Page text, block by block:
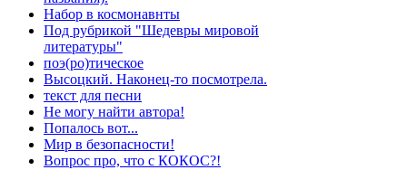
Набор в космонавнты
Под рубрикой "Шедевры мировой
литературы"
поэ(ро)тическое
Высоцкий. Наконец-то посмотрела.
текст для песни
Не могу найти автора!
Попалось вот...
Мир в безопасности!
Вопрос про, что с КОКОС?!